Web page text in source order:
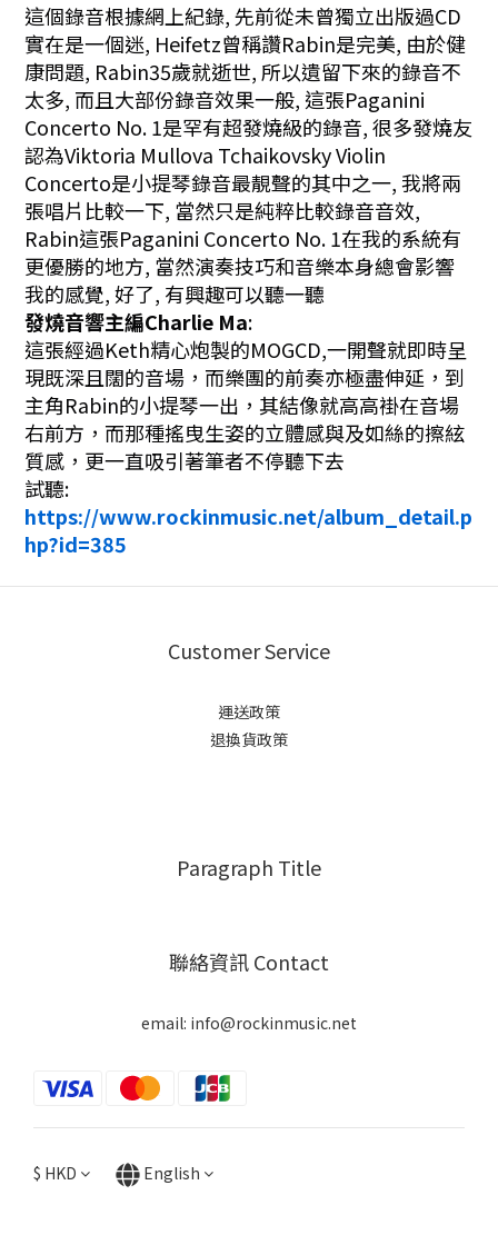
這個錄音根據網上紀錄, 先前從未曾獨立出版過CD
實在是一個迷, Heifetz曾稱讚Rabin是完美, 由於健
康問題, Rabin35歲就逝世, 所以遺留下來的錄音不
太多, 而且大部份錄音效果一般, 這張Paganini
Concerto No. 1是罕有超發燒級的錄音, 很多發燒友
認為Viktoria Mullova Tchaikovsky Violin
Concerto是小提琴錄音最靚聲的其中之一, 我將兩
張唱片比較一下, 當然只是純粹比較錄音音效,
Rabin這張Paganini Concerto No. 1在我的系統有
更優勝的地方, 當然演奏技巧和音樂本身總會影響
我的感覺, 好了, 有興趣可以聽一聽
發燒音響主編Charlie Ma:
這張經過Keth精心炮製的MOGCD,一開聲就即時呈
現既深且闊的音場，而樂團的前奏亦極盡伸延，到
主角Rabin的小提琴一出，其結像就高高褂在音場
右前方，而那種搖曳生姿的立體感與及如絲的擦絃
質感，更一直吸引著筆者不停聽下去
試聽:
https://www.rockinmusic.net/album_detail.p
hp?id=385
Customer Service
運送政策
退換貨政策
Paragraph Title
聯絡資訊 Contact
email: info@rockinmusic.net
$ HKD English